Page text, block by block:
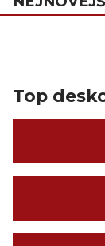
Top